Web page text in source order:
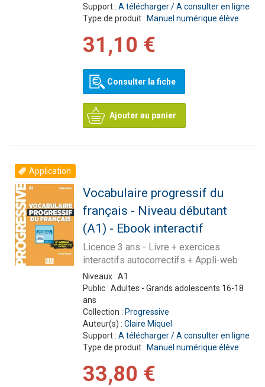
Support : A télécharger / A consulter en ligne
Type de produit : Manuel numérique élève
31,10 €
Consulter la fiche
Ajouter au panier
Application
Vocabulaire progressif du
français - Niveau débutant
(A1) - Ebook interactif
Licence 3 ans - Livre + exercices
interactifs autocorrectifs + Appli-web
Niveaux : A1
Public : Adultes - Grands adolescents 16-18
ans
Collection : Progressive
Auteur(s) : Claire Miquel
Support : A télécharger / A consulter en ligne
Type de produit : Manuel numérique élève
33,80 €